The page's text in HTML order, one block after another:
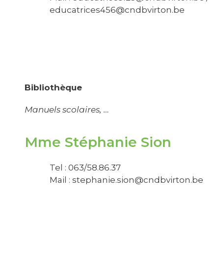
educatrices456@cndbvirton.be
Bibliothèque
Manuels scolaires, …
Mme Stéphanie Sion
Tel : 063/58.86.37
Mail : stephanie.sion@cndbvirton.be